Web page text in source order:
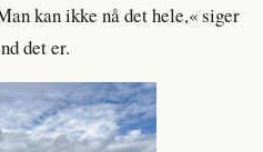
kan ikke nå det hele,« siger
det er.